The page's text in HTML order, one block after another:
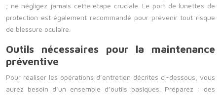
; ne négligez jamais cette étape cruciale. Le port de lunettes de
protection est également recommandé pour prévenir tout risque
de blessure oculaire.
Outils nécessaires pour la maintenance
préventive
Pour réaliser les opérations d’entretien décrites ci-dessous, vous
aurez besoin d’un ensemble d’outils basiques. Préparez : des